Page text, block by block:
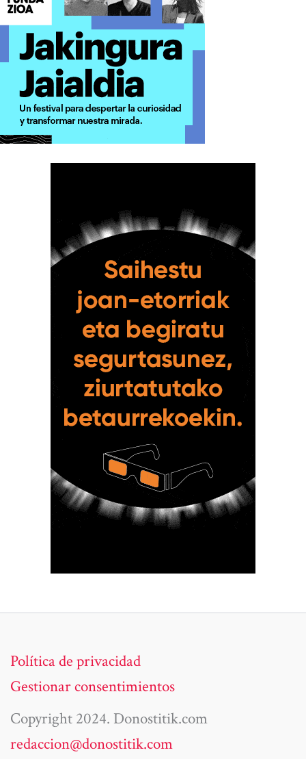
Política de privacidad
Gestionar consentimientos
Copyright 2024. Donostitik.com
redaccion@donostitik.com